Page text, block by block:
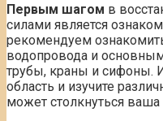
Первым шагом в
силами является
рекомендуем
водопровода и
трубы, краны и сифоны.
область и изучите
может столкнуться ваша